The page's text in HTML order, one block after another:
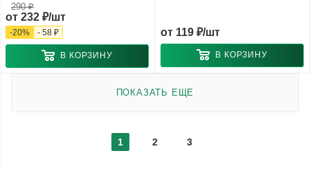
от 232 ₽/шт
290 ₽
-20% - 58 ₽
В КОРЗИНУ
от 119 ₽/шт
В КОРЗИНУ
ПОКАЗАТЬ ЕЩЕ
1 2 3